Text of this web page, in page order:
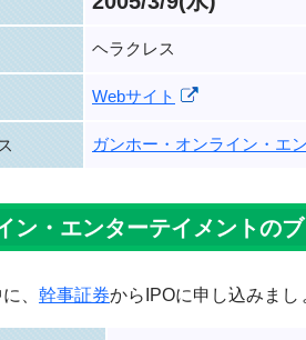
ヘラクレス
Webサイト
ガンホー・オンライン・エ
ン・エンターテイメントの
、 幹事証券からIPOに申し込みまし